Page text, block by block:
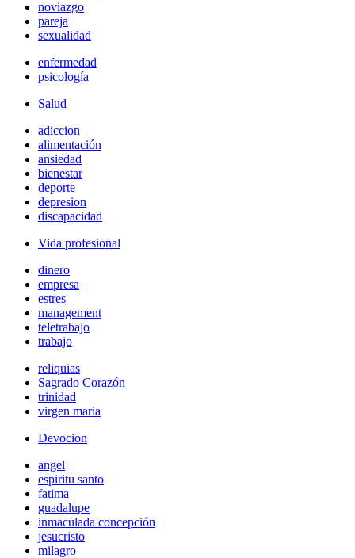
noviazgo
pareja
sexualidad
enfermedad
psicología
Salud
adiccion
alimentación
ansiedad
bienestar
deporte
depresion
discapacidad
Vida profesional
dinero
empresa
estres
management
teletrabajo
trabajo
reliquias
Sagrado Corazón
trinidad
virgen maria
Devocion
angel
espiritu santo
fatima
guadalupe
inmaculada concepción
jesucristo
milagro